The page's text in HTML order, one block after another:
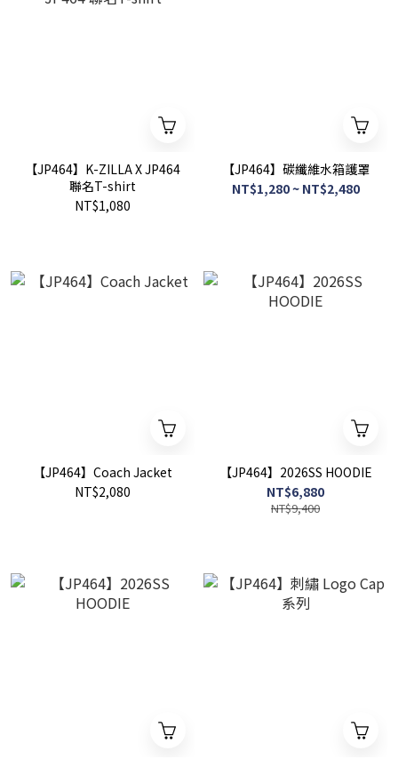
【JP464】K-ZILLA X JP464
聯名T-shirt
NT$1,080
【JP464】碳纖維水箱護罩
NT$1,280 ~ NT$2,480
【JP464】Coach Jacket
NT$2,080
【JP464】2026SS HOODIE
NT$6,880
NT$9,400